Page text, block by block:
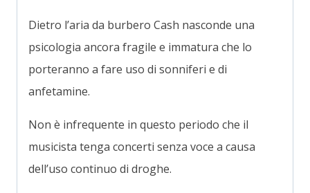
Dietro l’aria da burbero Cash nasconde una
psicologia ancora fragile e immatura che lo
porteranno a fare uso di sonniferi e di
anfetamine.
Non è infrequente in questo periodo che il
musicista tenga concerti senza voce a causa
dell’uso continuo di droghe.